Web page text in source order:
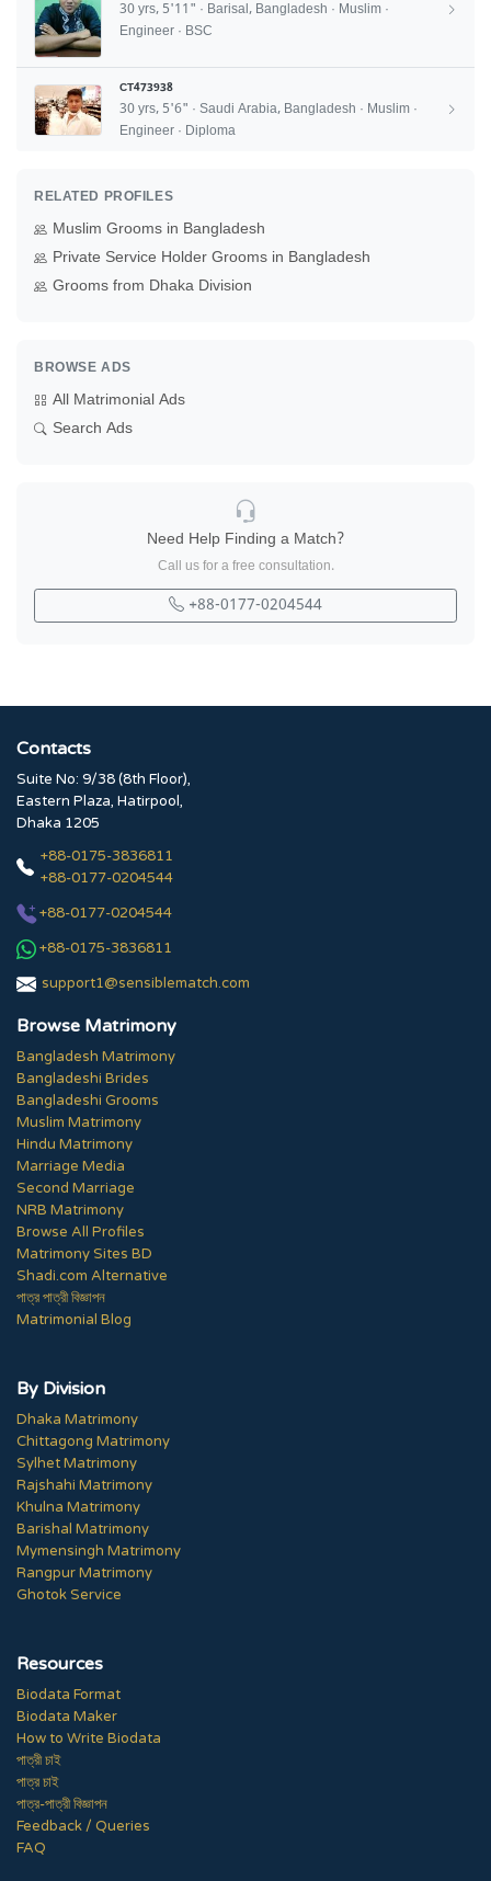
30 yrs, 5'11" · Barisal, Bangladesh · Muslim ·
Engineer · BSC
CT473938
30 yrs, 5'6" · Saudi Arabia, Bangladesh · Muslim ·
Engineer · Diploma
RELATED PROFILES
Muslim Grooms in Bangladesh
Private Service Holder Grooms in Bangladesh
Grooms from Dhaka Division
BROWSE ADS
All Matrimonial Ads
Search Ads
Need Help Finding a Match?
Call us for a free consultation.
+88-0177-0204544
Contacts
Suite No: 9/38 (8th Floor),
Eastern Plaza, Hatirpool,
Dhaka 1205
+88-0175-3836811
+88-0177-0204544
+88-0177-0204544
+88-0175-3836811
support1@sensiblematch.com
Browse Matrimony
Bangladesh Matrimony
Bangladeshi Brides
Bangladeshi Grooms
Muslim Matrimony
Hindu Matrimony
Marriage Media
Second Marriage
NRB Matrimony
Browse All Profiles
Matrimony Sites BD
Shadi.com Alternative
পাত্র পাত্রী বিজ্ঞাপন
Matrimonial Blog
By Division
Dhaka Matrimony
Chittagong Matrimony
Sylhet Matrimony
Rajshahi Matrimony
Khulna Matrimony
Barishal Matrimony
Mymensingh Matrimony
Rangpur Matrimony
Ghotok Service
Resources
Biodata Format
Biodata Maker
How to Write Biodata
পাত্রী চাই
পাত্র চাই
পাত্র-পাত্রী বিজ্ঞাপন
Feedback / Queries
FAQ